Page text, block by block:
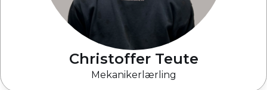
Christoffer Teute
Mekanikerlærling